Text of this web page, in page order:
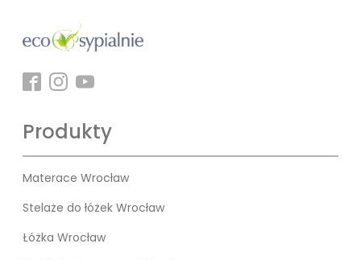
Produkty
Materace Wrocław
Stelaże do łóżek Wrocław
Łóżka Wrocław